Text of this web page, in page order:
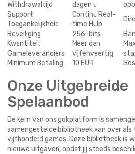
Withdrawaltijd
dagen u
Support
Toegankelijkheid
Continu Real-
time Hulp
Beveiliging
256-bits
Kwantiteit
Gameleveranciers
Meer dan
vijfenveertig
Minimum Betaling
10 EUR
Onze Uitgebreide
Spelaanbod
De kern van ons gokplatform is
samengestelde bibliotheek van over als
vijfhonderd games. Deze bibliotheek is
nieuwe uitgaven, opdat jij steeds